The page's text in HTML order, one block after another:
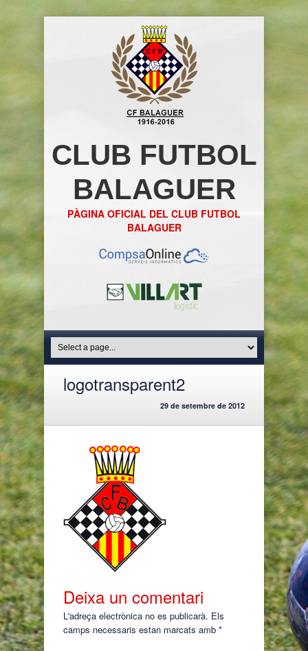
CLUB FUTBOL
BALAGUER
PÀGINA OFICIAL DEL CLUB FUTBOL
BALAGUER
logotransparent2
29 de setembre de 2012
Deixa un comentari
L'adreça electrònica no es publicarà. Els
camps necessaris estan marcats amb *